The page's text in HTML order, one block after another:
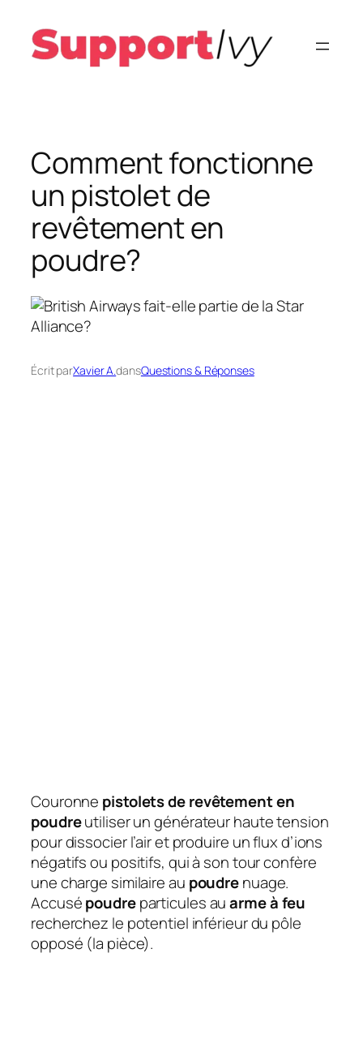
contenu
Comment fonctionne
un pistolet de
revêtement en
poudre?
Écrit parXavier A.dansQuestions & Réponses
Couronne pistolets de revêtement en
poudreutiliser un générateur haute tension
pour dissocier l’air et produire un flux d’ions
négatifs ou positifs, qui à son tour confère
une charge similaire au poudrenuage.
Accusépoudreparticules auarme à feu
recherchez le potentiel inférieur du pôle
opposé (la pièce).